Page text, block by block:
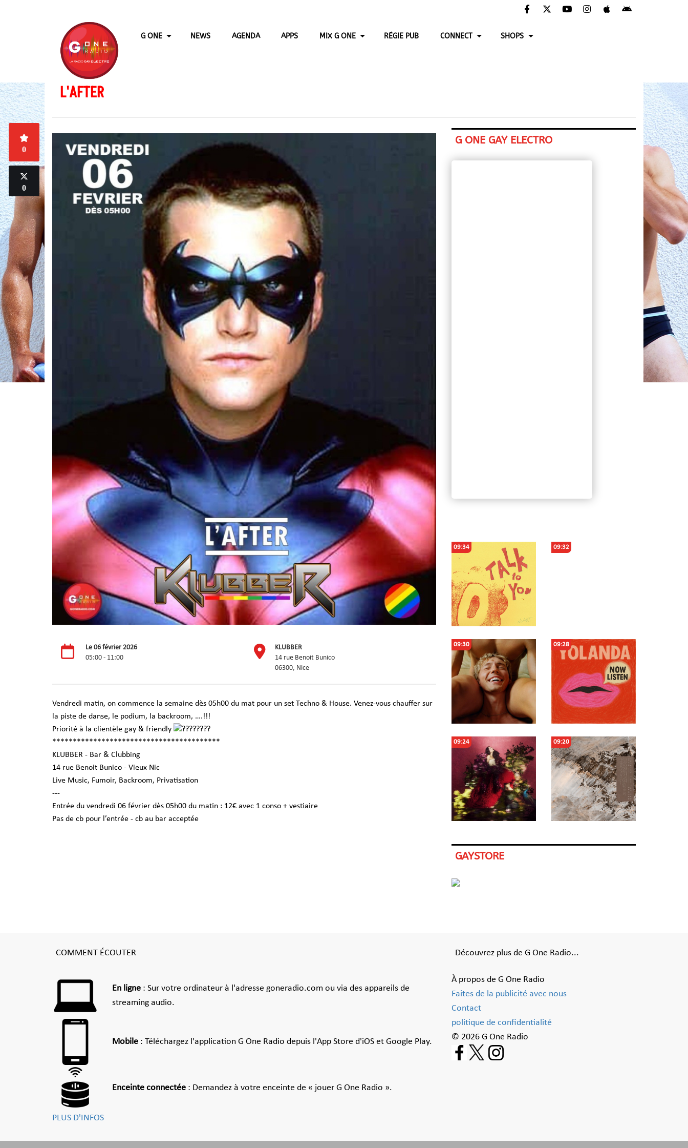
G ONE NEWS AGENDA APPS MIX G ONE RÉGIE PUB CONNECT SHOPS
L'AFTER
0
0
Le 06 février 2026
05:00 - 11:00
KLUBBER
14 rue Benoit Bunico
06300, Nice
Vendredi matin, on commence la semaine dès 05h00 du mat pour un set Techno & House. Venez-vous chauffer sur
la piste de danse, le podium, la backroom, ….!!!
Priorité à la clientèle gay & friendly
*****************************************
KLUBBER - Bar & Clubbing
14 rue Benoit Bunico - Vieux Nic
Live Music, Fumoir, Backroom, Privatisation
---
Entrée du vendredi 06 février dès 05h00 du matin : 12€ avec 1 conso + vestiaire
Pas de cb pour l’entrée - cb au bar acceptée
G ONE GAY ELECTRO
09:34 09:32
09:30 09:28
09:24 09:20
GAYSTORE
COMMENT ÉCOUTER
En ligne : Sur votre ordinateur à l'adresse goneradio.com ou via des appareils de
streaming audio.
Mobile : Téléchargez l'application G One Radio depuis l'App Store d'iOS et Google Play.
Enceinte connectée : Demandez à votre enceinte de « jouer G One Radio ».
PLUS D'INFOS
Découvrez plus de G One Radio...
À propos de G One Radio
Faites de la publicité avec nous
Contact
politique de confidentialité
© 2026 G One Radio